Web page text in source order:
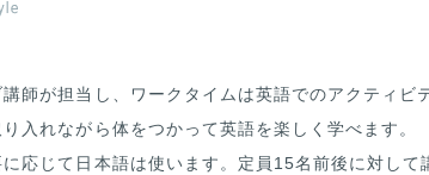
師が担当し、ワークタイムは英語でのアクティビ
り入れながら体をつかって英語を楽しく学べます。
応じて日本語は使います。定員15名前後に対して